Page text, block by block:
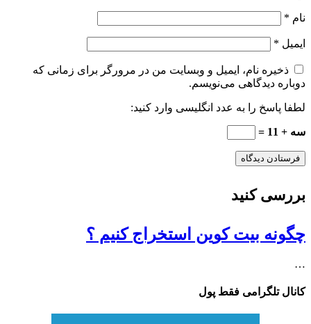
نام *
ایمیل *
ذخیره نام، ایمیل و وبسایت من در مرورگر برای زمانی که
دوباره دیدگاهی می‌نویسم.
لطفا پاسخ را به عدد انگلیسی وارد کنید:
سه + 11 =
بررسی کنید
چگونه بیت کوین استخراج کنیم ؟
…
کانال تلگرامی فقط پول